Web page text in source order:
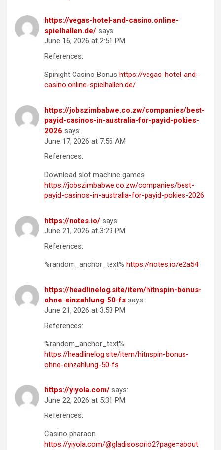
https://vegas-hotel-and-casino.online-
spielhallen.de/ says:
June 16, 2026 at 2:51 PM
References:
Spinight Casino Bonus https://vegas-hotel-and-
casino.online-spielhallen.de/
https://jobszimbabwe.co.zw/companies/best-
payid-casinos-in-australia-for-payid-pokies-
2026 says:
June 17, 2026 at 7:56 AM
References:
Download slot machine games
https://jobszimbabwe.co.zw/companies/best-
payid-casinos-in-australia-for-payid-pokies-2026
https://notes.io/ says:
June 21, 2026 at 3:29 PM
References:
%random_anchor_text% https://notes.io/e2a54
https://headlinelog.site/item/hitnspin-bonus-
ohne-einzahlung-50-fs says:
June 21, 2026 at 3:53 PM
References:
%random_anchor_text%
https://headlinelog.site/item/hitnspin-bonus-
ohne-einzahlung-50-fs
https://yiyola.com/ says:
June 22, 2026 at 5:31 PM
References:
Casino pharaon
https://yiyola.com/@gladisosorio2?page=about